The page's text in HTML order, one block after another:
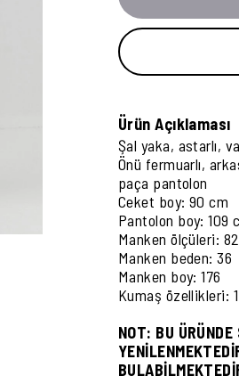
Ürün Açıklaması
Şal yaka, astarlı,
Önü fermuarlı,
paça pantolon
Ceket boy: 90 cm
Pantolon boy: 109
Manken ölçüleri:
Manken beden: 36
Manken boy: 176
Kumaş özellikleri:
NOT: BU